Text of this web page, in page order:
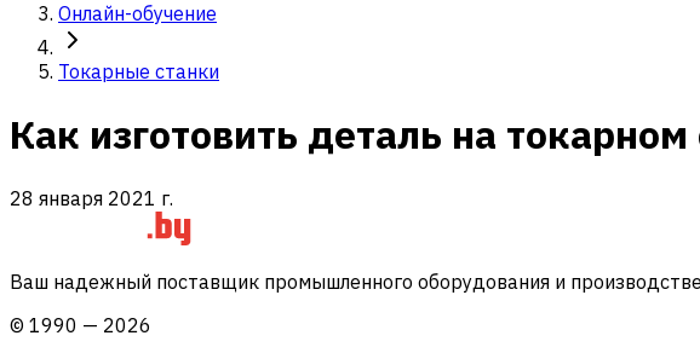
Онлайн-обучение
Токарные станки
Как изготовить деталь на токарном
28 января 2021 г.
Ваш надежный поставщик промышленного оборудования и
© 1990 — 2026